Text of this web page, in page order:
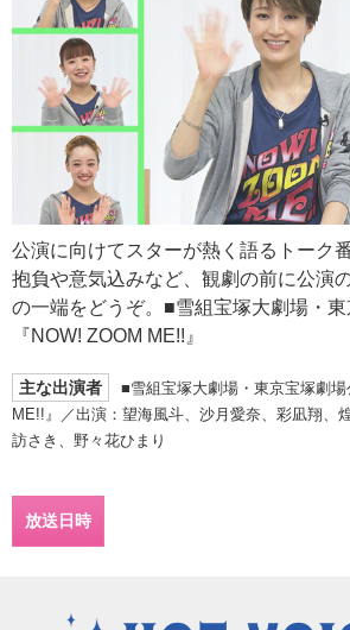
公演に向けてスターが熱く語るトーク
抱負や意気込みなど、観劇の前に公演
の一端をどうぞ。■雪組宝塚大劇場・
『NOW! ZOOM ME!!』
主な出演者
■雪組宝塚大劇場・東京宝塚劇
ME!!』／出演：望海風斗、沙月愛奈、彩凪翔、
訪さき、野々花ひまり
放送日時